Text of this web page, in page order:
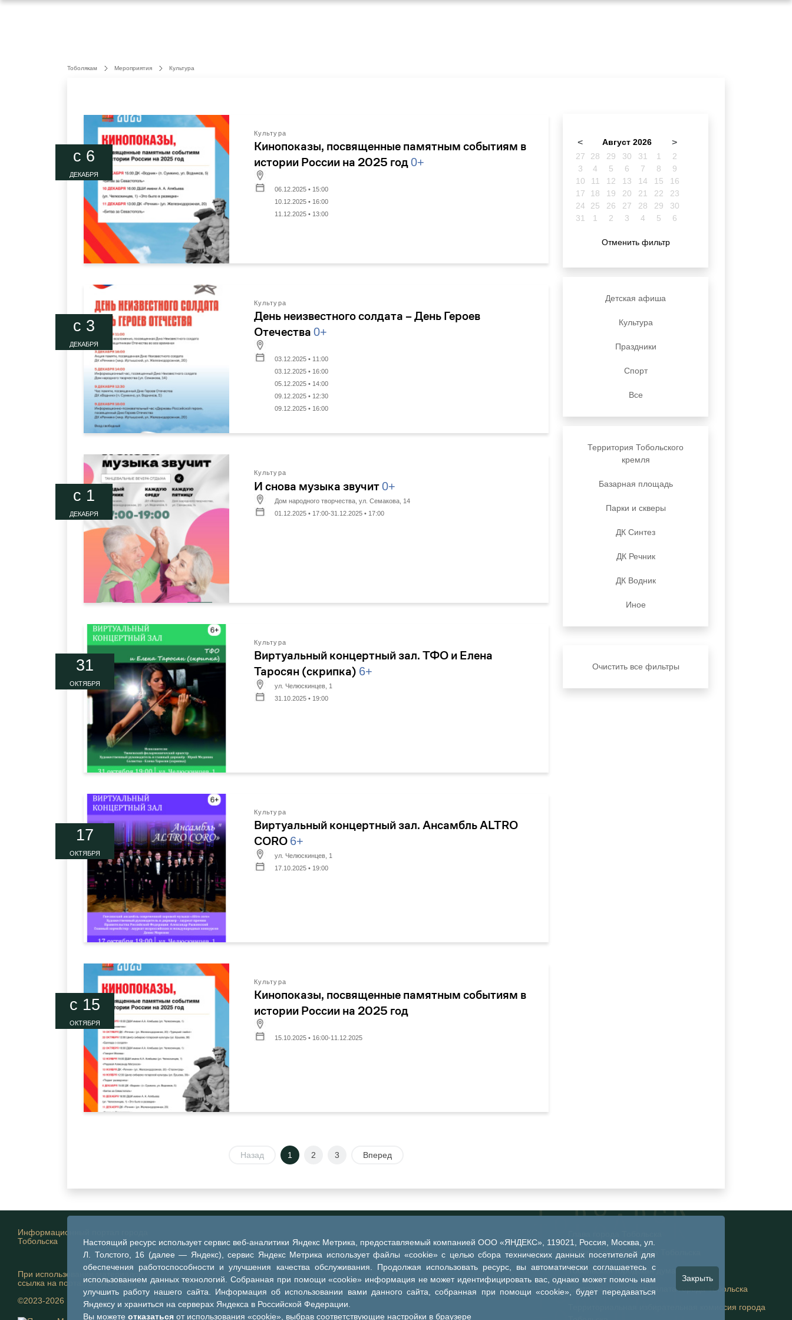
Настоящий ресурс использует сервис веб-аналитики Яндекс Метрика, предоставляемый компанией ООО «ЯНДЕКС», 119021, Россия, Москва, ул.
Л. Толстого, 16 (далее — Яндекс), сервис Яндекс Метрика использует файлы «cookie» с целью сбора технических данных посетителей для
обеспечения работоспособности и улучшения качества обслуживания. Продолжая использовать ресурс, вы автоматически соглашаетесь с
использованием данных технологий. Собранная при помощи «cookie» информация не может идентифицировать вас, однако может помочь нам
улучшить работу нашего сайта. Информация об использовании вами данного сайта, собранная при помощи «cookie», будет передаваться
Яндексу и храниться на серверах Яндекса в Российской Федерации.
Вы можете отказаться от использования «cookie», выбрав соответствующие настройки в браузере
Закрыть
Тоболякам Мероприятия Культура
c 6
ДЕКАБРЯ
Культура
Кинопоказы, посвященные памятным событиям в
истории России на 2025 год0+
06.12.2025 • 15:00
10.12.2025 • 16:00
11.12.2025 • 13:00
c 3
ДЕКАБРЯ
Культура
День неизвестного солдата – День Героев
Отечества 0+
03.12.2025 • 11:00
03.12.2025 • 16:00
05.12.2025 • 14:00
09.12.2025 • 12:30
09.12.2025 • 16:00
c 1
ДЕКАБРЯ
Культура
И снова музыка звучит0+
Дом народного творчества, ул. Семакова, 14
01.12.2025 • 17:00-31.12.2025 • 17:00
31
ОКТЯБРЯ
Культура
Виртуальный концертный зал. ТФО и Елена
Таросян (скрипка) 6+
ул. Челюскинцев, 1
31.10.2025 • 19:00
17
ОКТЯБРЯ
Культура
Виртуальный концертный зал. Ансамбль ALTRO
CORO 6+
ул. Челюскинцев, 1
17.10.2025 • 19:00
c 15
ОКТЯБРЯ
Культура
Кинопоказы, посвященные памятным событиям в
истории России на 2025 год
15.10.2025 • 16:00-11.12.2025
Назад 1 2 3 Вперед
< Август 2026 >
27 28 29 30 31 1
2
3
4 5 6 7 8
9
10
11 12 13 14 15
16
17
18 19 20 21 22
23
24
25 26 27 28 29
30
31
1 2 3 4 5 6
Отменить фильтр
Детская афиша
Культура
Праздники
Спорт
Все
Территория Тобольского
кремля
Базарная площадь
Парки и скверы
ДК Синтез
ДК Речник
ДК Водник
Иное
Очистить все фильтры
Информационный портал города
Тобольска
При использовании материалов
ссылка на портал обязательна
©2023-2026
Администрация города Тобольска
Тобольская городская дума
Контрольно-счетная палата города Тобольска
Территориальная избирательная комиссия города